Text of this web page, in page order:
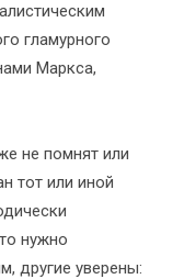
гламурного
Маркса,
не помнят или
тот или иной
нужно
другие уверены: